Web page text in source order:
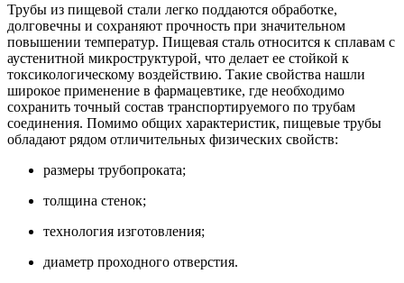
Трубы из пищевой стали легко поддаются обработке,
долговечны и сохраняют прочность при значительном
повышении температур. Пищевая сталь относится к сплавам с
аустенитной микроструктурой, что делает ее стойкой к
токсикологическому воздействию. Такие свойства нашли
широкое применение в фармацевтике, где необходимо
сохранить точный состав транспортируемого по трубам
соединения. Помимо общих характеристик, пищевые трубы
обладают рядом отличительных физических свойств:
размеры трубопроката;
толщина стенок;
технология изготовления;
диаметр проходного отверстия.